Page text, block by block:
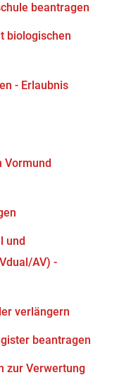
beantragen
biologischen
- Erlaubnis
Vormund
und
AV) -
verlängern
beantragen
zur Verwertung